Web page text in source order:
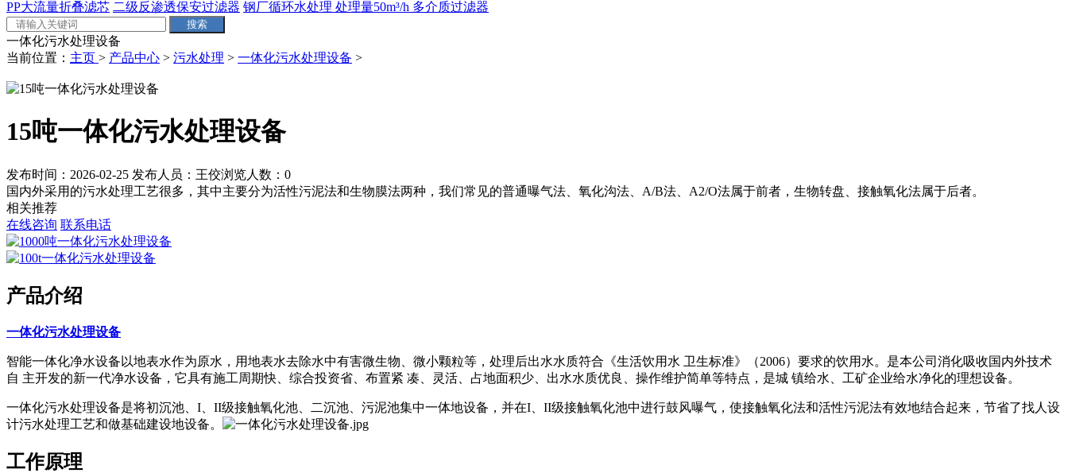
PP大流量折叠滤芯 二级反渗透保安过滤器 钢厂循环水处理 处理量50m³/h 多介质过滤器
一体化污水处理设备
当前位置： 主页 > 产品中心 > 污水处理 > 一体化污水处理设备 >
15吨一体化污水处理设备
发布时间：2026-02-25 发布人员：王佼浏览人数： 0
国内外采用的污水处理工艺很多，其中主要分为活性污泥法和生物膜法两种，我们常见的普通曝气法、氧化沟法、A/B法、A2/O法属于前者，生物转盘、接触氧化法属于后者。
相关推荐
在线咨询 联系电话
产品介绍
一体化污水处理设备
智能一体化净水设备以地表水作为原水，用地表水去除水中有害微生物、微小颗粒等，处理后出水水质符合《生活饮用水 卫生标准》（2006）要求的饮用水。是本公司消化吸收国内外技术
自 主开发的新一代净水设备，它具有施工周期快、综合投资省、布置紧 凑、灵活、占地面积少、出水水质优良、操作维护简单等特点，是城 镇给水、工矿企业给水净化的理想设备。
一体化污水处理设备是将初沉池、I、II级接触氧化池、二沉池、污泥池集中一体地设备，并在I、II级接触氧化池中进行鼓风曝气，使接触氧化法和活性污泥法有效地结合起来，节省了找人设
计污水处理工艺和做基础建设地设备。
工作原理